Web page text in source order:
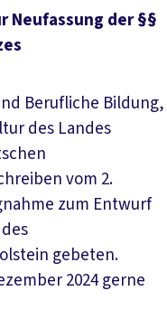
Neufassung der §§
Berufliche Bildung,
des Landes
vom 2.
zum Entwurf
gebeten.
2024 gerne